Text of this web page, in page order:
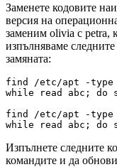
Заменете кодовите
версия на
заменим olivia с petra,
изпълняваме
замяната:
find /etc/apt -
while read abc; do
find /etc/apt -
while read abc;
Изпълнете следните
командите и да